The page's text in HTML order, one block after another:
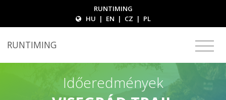
RUNTIMING
HU | EN | CZ | PL
RUNTIMING
Időeredmények